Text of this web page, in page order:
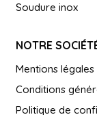
Soudure inox
NOTRE
Mentions légales
Conditions
Politique de